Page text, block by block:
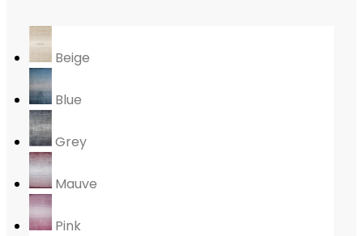
Beige
Blue
Grey
Mauve
Pink